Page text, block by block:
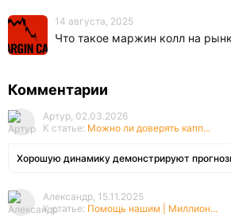
14 августа, 2025
Что такое маржин колл на
Комментарии
Артур, 02.03.2026
К статье: Можно ли доверять капп...
Хорошую динамику демонстрируют
Александр, 15.11.2025
К статье: Помощь нашим | Миллион...